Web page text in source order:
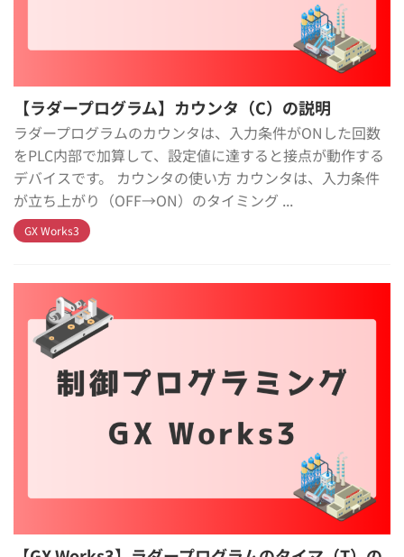
【ラダープログラム】カウンタ（C）の説明
ラダープログラムのカウンタは、入力条件がONした回数
をPLC内部で加算して、設定値に達すると接点が動作する
デバイスです。 カウンタの使い方 カウンタは、入力条件
が立ち上がり（OFF→ON）のタイミング ...
GX Works3